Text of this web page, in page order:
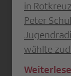
in
Peter
wählte